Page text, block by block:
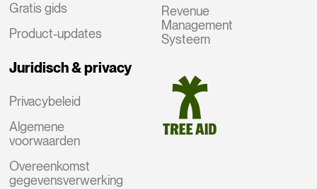
Gratis gids
Product-updates
Juridisch & privacy
Privacybeleid
Algemene
voorwaarden
Overeenkomst
gegevensverwerking
Revenue
Management
Systeem